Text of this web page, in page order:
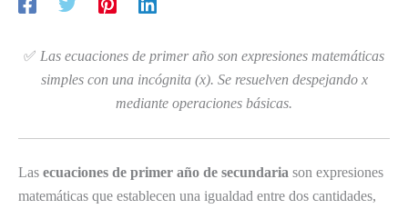
✅ Las ecuaciones de primer año son expresiones matemáticas
simples con una incógnita (x). Se resuelven despejando x
mediante operaciones básicas.
Las ecuaciones de primer año de secundaria son expresiones
matemáticas que establecen una igualdad entre dos cantidades,